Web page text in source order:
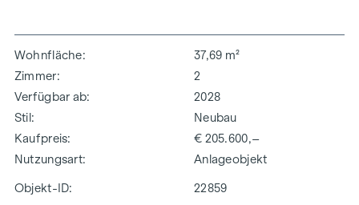
Wohnfläche
37,69 m²
Zimmer
2
Verfügbar ab
2028
Stil
Neubau
Kaufpreis
€ 205.600,–
Nutzungsart
Anlageobjekt
Objekt-ID: 22859